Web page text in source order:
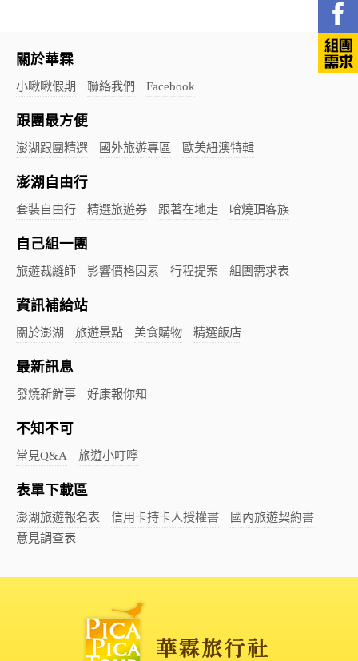
關於華霖
小啾啾假期 聯絡我們 Facebook
跟團最方便
澎湖跟團精選 國外旅遊專區 歐美紐澳特輯
澎湖自由行
套裝自由行 精選旅遊券 跟著在地走 哈燒頂客族
自己組一團
旅遊裁縫師 影響價格因素 行程提案 組團需求表
資訊補給站
關於澎湖 旅遊景點 美食購物 精選飯店
最新訊息
發燒新鮮事 好康報你知
不知不可
常見Q&A 旅遊小叮嚀
表單下載區
澎湖旅遊報名表 信用卡持卡人授權書
國內旅遊契約書
意見調查表